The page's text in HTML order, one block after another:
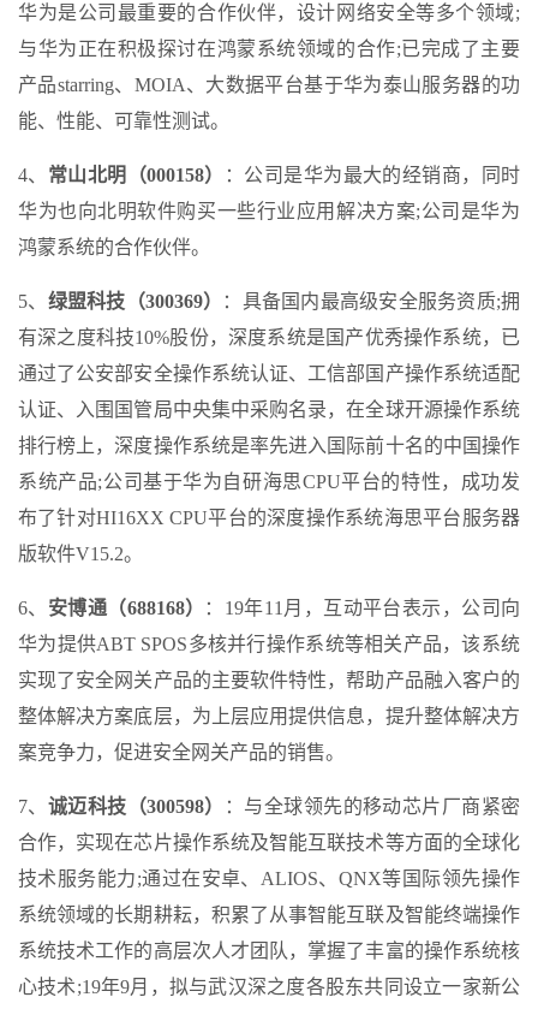
华为是公司最重要的合作伙伴，设计网络安全等多个领域;
与华为正在积极探讨在鸿蒙系统领域的合作;已完成了主要
产品starring、MOIA、大数据平台基于华为泰山服务器的功
能、性能、可靠性测试。
4、 常山北明（000158）
：公司是华为最大的经销商，同时
华为也向北明软件购买一些行业应用解决方案;公司是华为
鸿蒙系统的合作伙伴。
5、 绿盟科技（300369）
：具备国内最高级安全服务资质;拥
有深之度科技10%股份，深度系统是国产优秀操作系统，已
通过了公安部安全操作系统认证、工信部国产操作系统适配
认证、入围国管局中央集中采购名录，在全球开源操作系统
排行榜上，深度操作系统是率先进入国际前十名的中国操作
系统产品;公司基于华为自研海思CPU平台的特性，成功发
布了针对HI16XX CPU平台的深度操作系统海思平台服务器
版软件V15.2。
6、 安博通（688168）
：19年11月，互动平台表示，公司向
华为提供ABT SPOS多核并行操作系统等相关产品，该系统
实现了安全网关产品的主要软件特性，帮助产品融入客户的
整体解决方案底层，为上层应用提供信息，提升整体解决方
案竞争力，促进安全网关产品的销售。
7、 诚迈科技（300598）
：与全球领先的移动芯片厂商紧密
合作，实现在芯片操作系统及智能互联技术等方面的全球化
技术服务能力;通过在安卓、ALIOS、QNX等国际领先操作
系统领域的长期耕耘，积累了从事智能互联及智能终端操作
系统技术工作的高层次人才团队，掌握了丰富的操作系统核
心技术;19年9月，拟与武汉深之度各股东共同设立一家新公